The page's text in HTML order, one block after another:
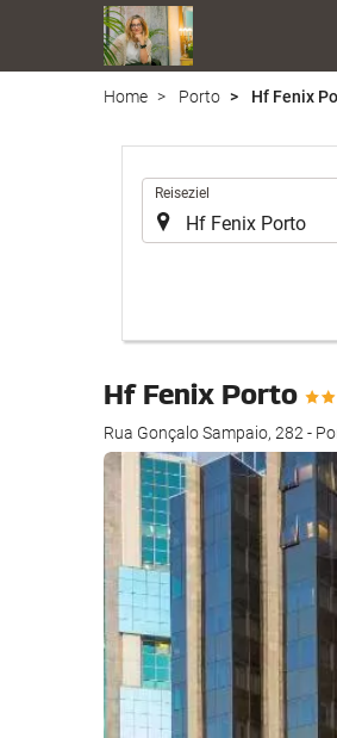
Home Porto Hf Fenix
Reiseziel
Hf Fenix Porto
Rua Gonçalo Sampaio, 282 -